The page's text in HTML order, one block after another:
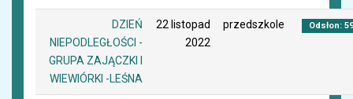
DZIEŃ
NIEPODLEGŁOŚCI -
GRUPA ZAJĄCZKI I
WIEWIÓRKI -LEŚNA
22 listopad
2022
przedszkole Odsłon: